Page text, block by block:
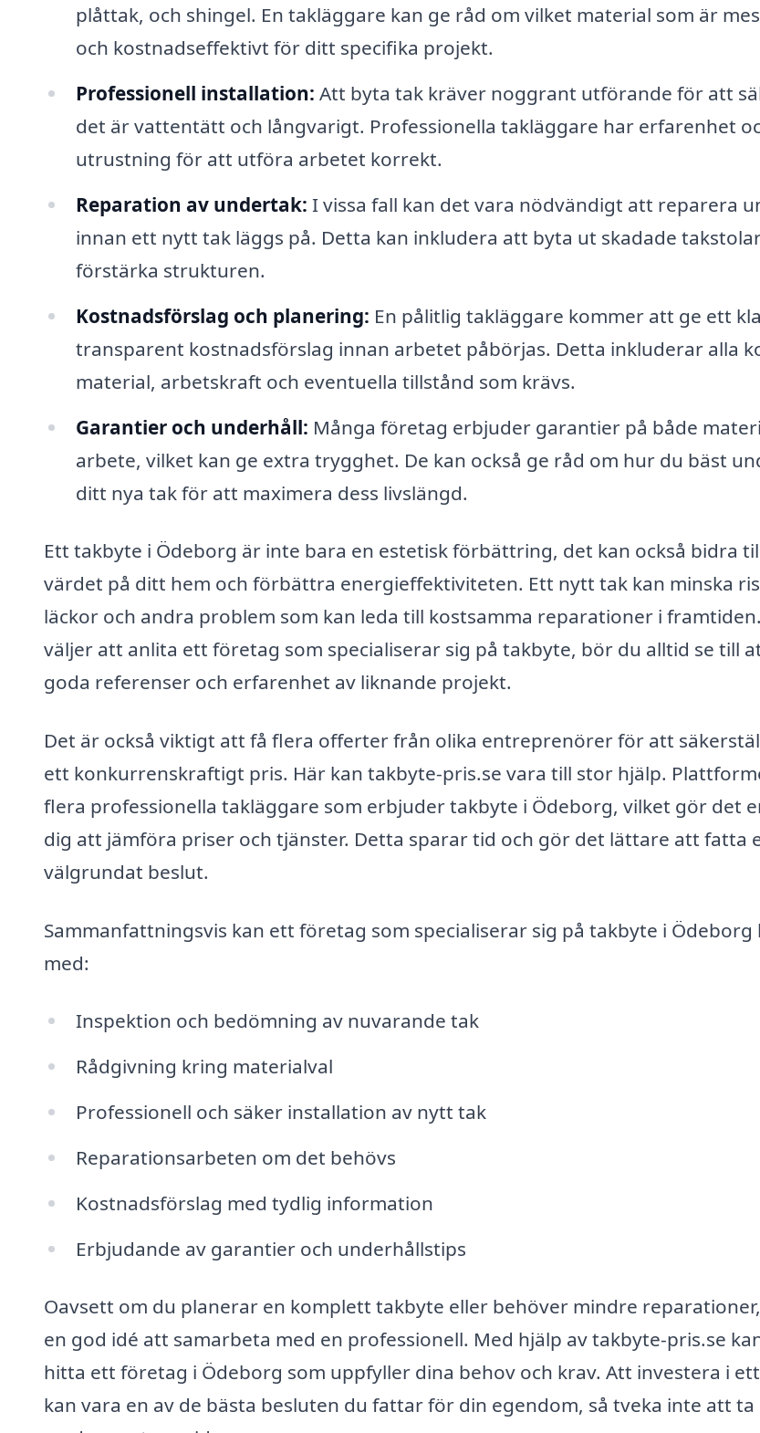
plåttak, och shingel. En takläggare kan ge råd om vilket material som är
och kostnadseffektivt för ditt specifika projekt.
Professionell installation: Att byta tak kräver noggrant utförande för att
det är vattentätt och långvarigt. Professionella takläggare har erfarenhet
utrustning för att utföra arbetet korrekt.
Reparation av undertak: I vissa fall kan det vara nödvändigt att reparera
innan ett nytt tak läggs på. Detta kan inkludera att byta ut skadade
förstärka strukturen.
Kostnadsförslag och planering: En pålitlig takläggare kommer att ge ett
transparent kostnadsförslag innan arbetet påbörjas. Detta inkluderar alla
material, arbetskraft och eventuella tillstånd som krävs.
Garantier och underhåll: Många företag erbjuder garantier på både
arbete, vilket kan ge extra trygghet. De kan också ge råd om hur du bäst
ditt nya tak för att maximera dess livslängd.
Ett takbyte i Ödeborg är inte bara en estetisk förbättring, det kan också bidra
värdet på ditt hem och förbättra energieffektiviteten. Ett nytt tak kan minska
läckor och andra problem som kan leda till kostsamma reparationer i
väljer att anlita ett företag som specialiserar sig på takbyte, bör du alltid se till
goda referenser och erfarenhet av liknande projekt.
Det är också viktigt att få flera offerter från olika entreprenörer för att
ett konkurrenskraftigt pris. Här kan takbyte-pris.se vara till stor hjälp.
flera professionella takläggare som erbjuder takbyte i Ödeborg, vilket gör det
dig att jämföra priser och tjänster. Detta sparar tid och gör det lättare att fatta
välgrundat beslut.
Sammanfattningsvis kan ett företag som specialiserar sig på takbyte i Ödeborg
med:
Inspektion och bedömning av nuvarande tak
Rådgivning kring materialval
Professionell och säker installation av nytt tak
Reparationsarbeten om det behövs
Kostnadsförslag med tydlig information
Erbjudande av garantier och underhållstips
Oavsett om du planerar en komplett takbyte eller behöver mindre
en god idé att samarbeta med en professionell. Med hjälp av takbyte-pris.se
hitta ett företag i Ödeborg som uppfyller dina behov och krav. Att investera i
kan vara en av de bästa besluten du fattar för din egendom, så tveka inte att